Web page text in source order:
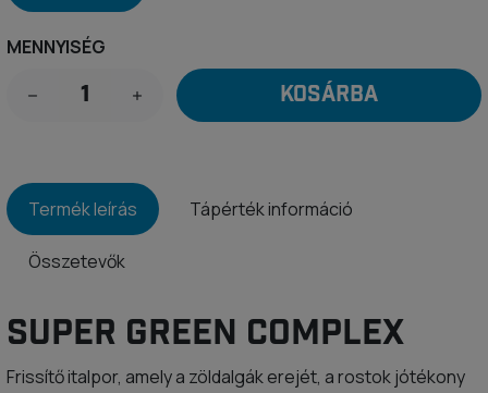
MENNYISÉG
KOSÁRBA
Termék leírás Tápérték információ
Összetevők
SUPER GREEN COMPLEX
Frissítő italpor, amely a zöldalgák erejét, a rostok jótékony